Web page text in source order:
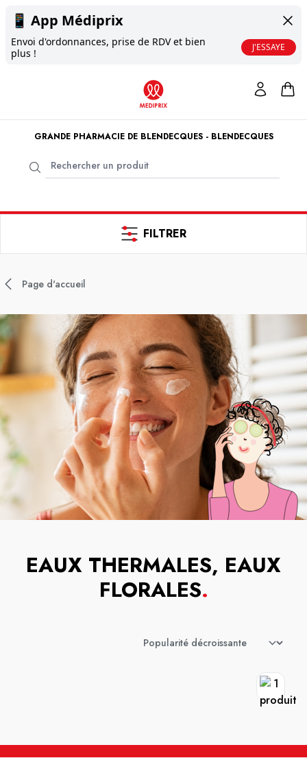
📱 App Médiprix
Envoi d'ordonnances, prise de RDV et bien
plus !
J'ESSAYE
GRANDE PHARMACIE DE BLENDECQUES - BLENDECQUES
FILTRER
Page d'accueil
EAUX THERMALES, EAUX
FLORALES.